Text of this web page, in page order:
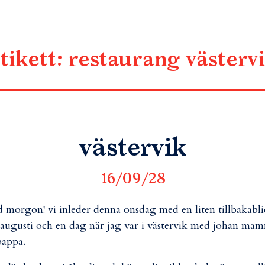
restaurang
västervik
16/09/28
morgon! vi inleder denna onsdag med en liten
och en dag när jag var i västervik med johan